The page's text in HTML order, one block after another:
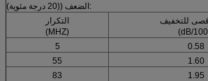
الضعف ((20 درجة مئوية):
التكرار
(MHZ)
للتخفيف
(dB/
5
0.58
55
1.60
83
1.95